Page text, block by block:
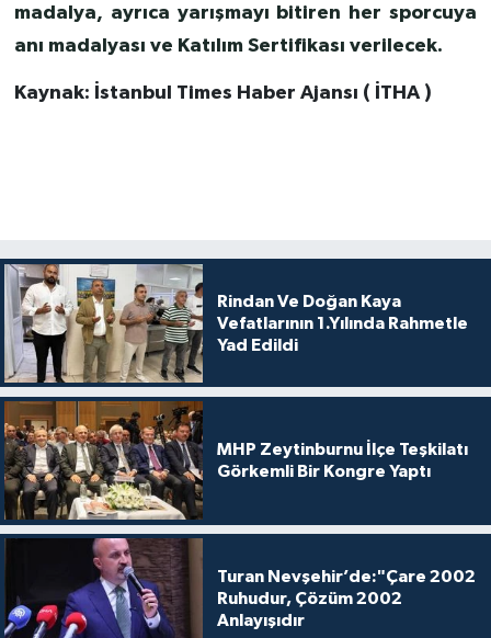
madalya, ayrıca yarışmayı bitiren her sporcuya
anı madalyası ve Katılım Sertifikası verilecek.
Kaynak: İstanbul Times Haber Ajansı ( İTHA )
Rindan Ve Doğan Kaya
Vefatlarının 1.Yılında Rahmetle
Yad Edildi
MHP Zeytinburnu İlçe Teşkilatı
Görkemli Bir Kongre Yaptı
Turan Nevşehir’de:"Çare 2002
Ruhudur, Çözüm 2002
Anlayışıdır